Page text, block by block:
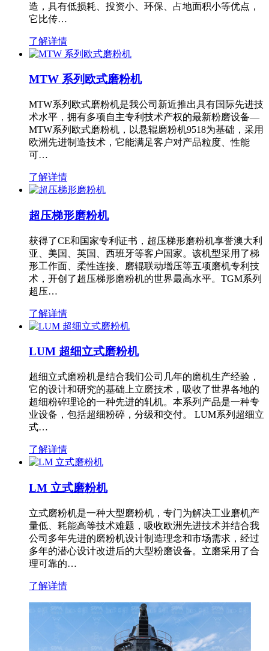
造，具有低损耗、投资小、环保、占地面积小等优点，
它比传…
了解详情
MTW 系列欧式磨粉机
MTW系列欧式磨粉机是我公司新近推出具有国际先进技
术水平，拥有多项自主专利技术产权的最新粉磨设备—
MTW系列欧式磨粉机，以悬辊磨粉机9518为基础，采用
欧洲先进制造技术，它能满足客户对产品粒度、性能
可…
了解详情
超压梯形磨粉机
获得了CE和国家专利证书，超压梯形磨粉机享誉澳大利
亚、美国、英国、西班牙等客户国家。该机型采用了梯
形工作面、柔性连接、磨辊联动增压等五项磨机专利技
术，开创了超压梯形磨粉机的世界最高水平。TGM系列
超压…
了解详情
LUM 超细立式磨粉机
超细立式磨粉机是结合我们公司几年的磨机生产经验，
它的设计和研究的基础上立磨技术，吸收了世界各地的
超细粉碎理论的一种先进的轧机。本系列产品是一种专
业设备，包括超细粉碎，分级和交付。 LUM系列超细立
式…
了解详情
LM 立式磨粉机
立式磨粉机是一种大型磨粉机，专门为解决工业磨机产
量低、耗能高等技术难题，吸收欧洲先进技术并结合我
公司多年先进的磨粉机设计制造理念和市场需求，经过
多年的潜心设计改进后的大型粉磨设备。立磨采用了合
理可靠的…
了解详情